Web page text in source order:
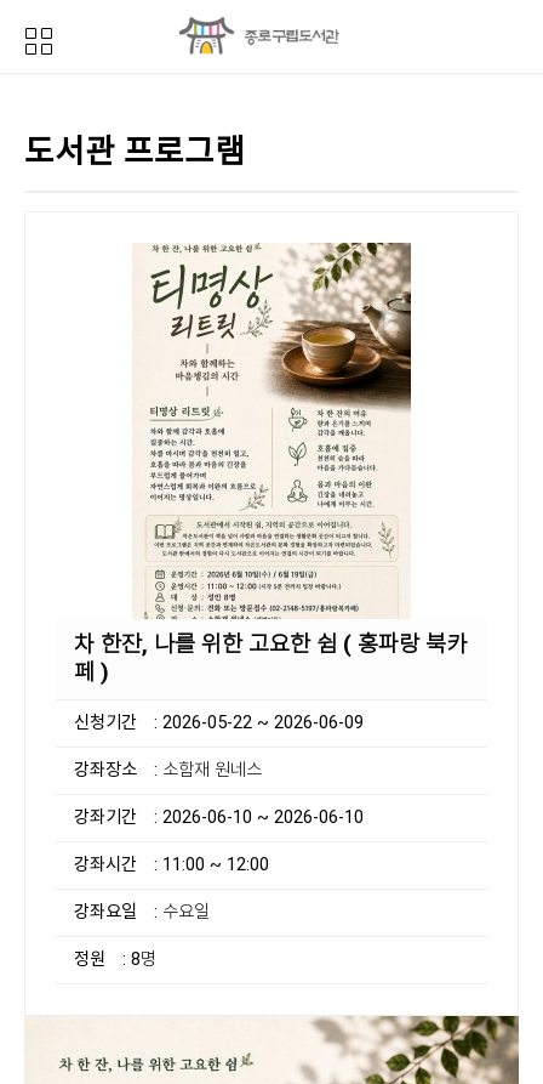
도서관 프로그램
차 한잔, 나를 위한 고요한 쉼 ( 홍파랑 북카
페 )
신청기간 : 2026-05-22 ~ 2026-06-09
강좌장소 : 소함재 원네스
강좌기간 : 2026-06-10 ~ 2026-06-10
강좌시간 : 11:00 ~ 12:00
강좌요일 : 수요일
정원 : 8명